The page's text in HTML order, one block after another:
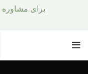
برای مشاوره